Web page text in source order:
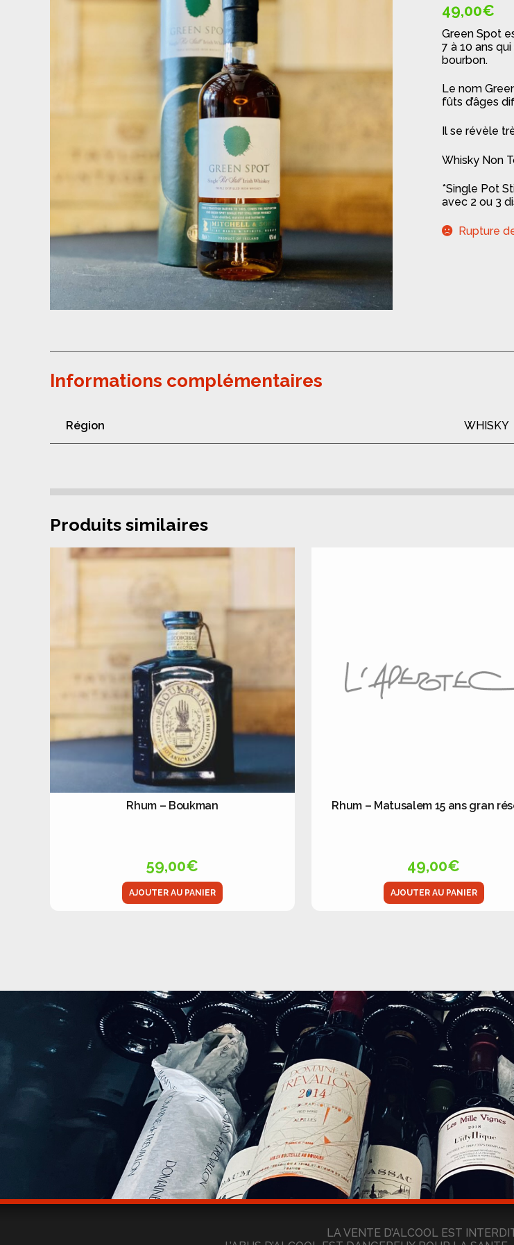
49,00€
Green Spot
7 à 10 ans
bourbon.
Le nom
fûts d’âges
Il se révèle
Whisky Non
*Single Pot
avec 2 ou 3
Rupture
Informations complémentaires
Région WHISKY
Produits similaires
Rhum – Boukman
59,00€
AJOUTER AU PANIER
Rhum – Matusalem 15 ans gran
49,00€
AJOUTER AU PANIER
LA VENTE D’ALCOOL EST